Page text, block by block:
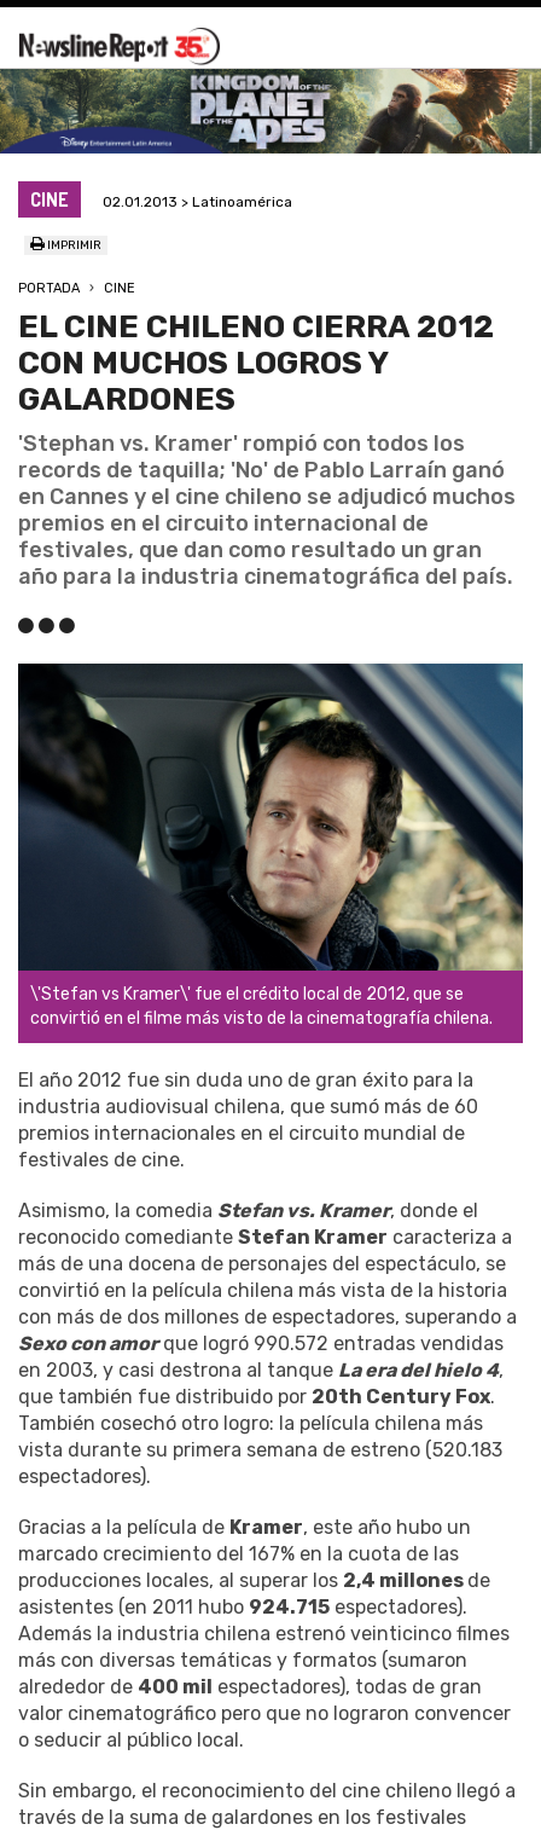
CINE 02.01.2013 > Latinoamérica
IMPRIMIR
PORTADA CINE
EL CINE CHILENO CIERRA 2012
CON MUCHOS LOGROS Y
GALARDONES
'Stephan vs. Kramer' rompió con todos los
records de taquilla; 'No' de Pablo Larraín ganó
en Cannes y el cine chileno se adjudicó muchos
premios en el circuito internacional de
festivales, que dan como resultado un gran
año para la industria cinematográfica del país.
\'Stefan vs Kramer\' fue el crédito local de 2012, que se
convirtió en el filme más visto de la cinematografía chilena.
El año 2012 fue sin duda uno de gran éxito para la
industria audiovisual chilena, que sumó más de 60
premios internacionales en el circuito mundial de
festivales de cine.
Asimismo, la comedia Stefan vs. Kramer, donde el
reconocido comediante Stefan Kramer caracteriza a
más de una docena de personajes del espectáculo, se
convirtió en la película chilena más vista de la historia
con más de dos millones de espectadores, superando a
Sexo con amorque logró 990.572 entradas vendidas
en 2003, y casi destrona al tanque La era del hielo 4,
que también fue distribuido por 20th Century Fox.
También cosechó otro logro: la película chilena más
vista durante su primera semana de estreno (520.183
espectadores).
Gracias a la película de Kramer, este año hubo un
marcado crecimiento del 167% en la cuota de las
producciones locales, al superar los 2,4 millones de
asistentes (en 2011 hubo 924.715 espectadores).
Además la industria chilena estrenó veinticinco filmes
más con diversas temáticas y formatos (sumaron
alrededor de 400 mil espectadores), todas de gran
valor cinematográfico pero que no lograron convencer
o seducir al público local.
Sin embargo, el reconocimiento del cine chileno llegó a
través de la suma de galardones en los festivales